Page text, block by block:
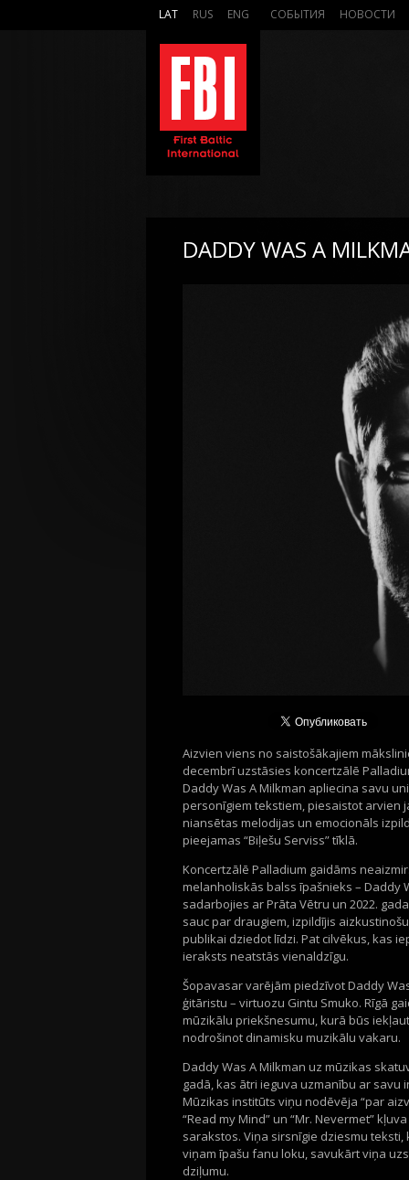
LAT RUS ENG СОБЫТИЯ НОВОСТИ
DADDY WAS A
Aizvien viens no saistošākajiem
decembrī uzstāsies koncertzālē
Daddy Was A Milkman apliecina savu
personı̄giem tekstiem, piesaistot
niansētas melodijas un emocionāls
pieejamas “Biļešu Serviss” tı̄klā.
Koncertzālē Palladium gaidāms
melanholiskās balss īpašnieks – Daddy
sadarbojies ar Prāta Vētru un 2022.
sauc par draugiem, izpildījis
publikai dziedot līdzi. Pat cilvēkus, kas
ieraksts neatstās vienaldzīgu.
Šopavasar varējām piedzīvot Daddy
ģitāristu – virtuozu Gintu Smuko. Rı̄gā
mūzikālu priekšnesumu, kurā būs
nodrošinot dinamisku muzikālu vakaru.
Daddy Was A Milkman uz mūzikas
gadā, kas ātri ieguva uzmanı̄bu ar
Mūzikas institūts viņu nodēvēja “par
“Read my Mind” un “Mr. Nevermet”
sarakstos. Viņa sirsnı̄gie dziesmu
viņam ı̄pašu fanu loku, savukārt viņa
dziļumu.